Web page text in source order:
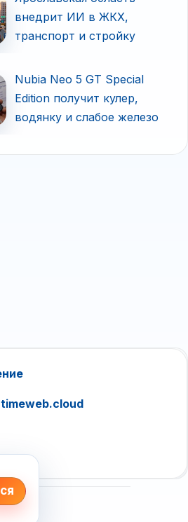
внедрит ИИ в ЖКХ,
транспорт и стройку
Nubia Neo 5 GT Special
Edition получит кулер,
водянку и слабое железо